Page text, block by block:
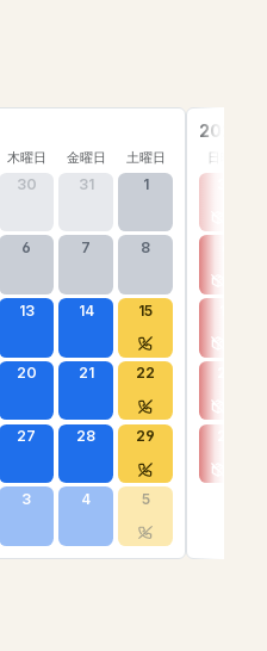
木曜日 金曜日 土曜日
30 31 1
6 7 8
13 14 15
20 21 22
27 28 29
3 4 5
2026年
日曜日